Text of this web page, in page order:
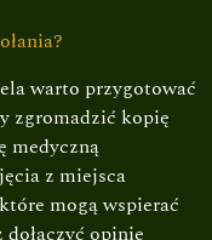
warto przygotować
zgromadzić kopię
medyczną
z miejsca
mogą wspierać
opinie